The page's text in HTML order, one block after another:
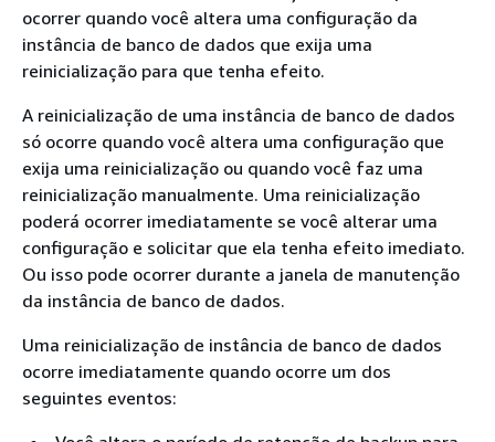
ocorrer quando você altera uma configuração da
instância de banco de dados que exija uma
reinicialização para que tenha efeito.
A reinicialização de uma instância de banco de dados
só ocorre quando você altera uma configuração que
exija uma reinicialização ou quando você faz uma
reinicialização manualmente. Uma reinicialização
poderá ocorrer imediatamente se você alterar uma
configuração e solicitar que ela tenha efeito imediato.
Ou isso pode ocorrer durante a janela de manutenção
da instância de banco de dados.
Uma reinicialização de instância de banco de dados
ocorre imediatamente quando ocorre um dos
seguintes eventos: